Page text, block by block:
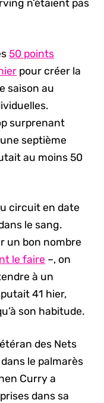
n’étaient pas
50 points
pour créer la
saison au
surprenant
septième
au moins 50
circuit en date
le sang.
un bon nombre
le faire –, on
à un
41 hier,
son habitude.
des Nets
le palmarès
Curry a
dans sa